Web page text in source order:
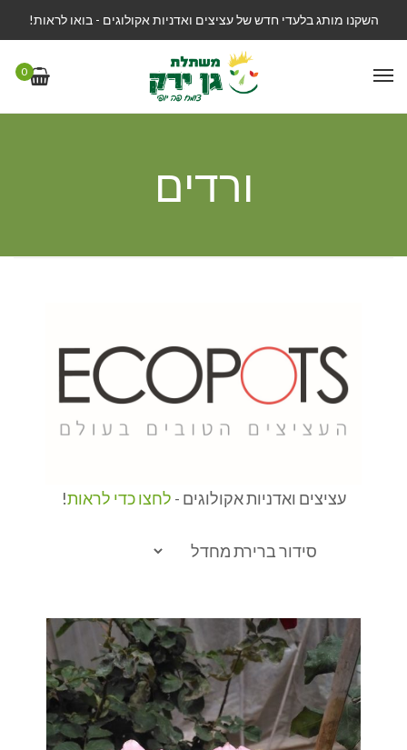
השקנו מותג בלעדי חדש של עציצים ואדניות אקולוגים - בואו לראות!
0
ורדים
עציצים ואדניות אקולוגים - לחצו כדי לראות!